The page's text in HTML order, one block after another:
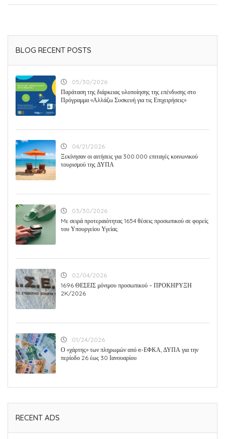
BLOG RECENT POSTS
05/30/2026
Παράταση της διάρκειας υλοποίησης της επένδυσης στο
Πρόγραμμα «Αλλάζω Συσκευή για τις Επιχειρήσεις»
04/21/2026
Ξεκίνησαν οι αιτήσεις για 300.000 επιταγές κοινωνικού
τουρισμού της ΔΥΠΑ
03/30/2026
Mε σειρά προτεραιότητας 1654 θέσεις προσωπικού σε φορείς
του Υπουργείου Υγείας
02/04/2026
1696 ΘΕΣΕΙΣ μόνιμου προσωπικού – ΠΡΟΚΗΡΥΞΗ
2K/2026
01/24/2026
Ο «χάρτης» των πληρωμών από e-ΕΦΚΑ, ΔΥΠΑ για την
περίοδο 26 έως 30 Ιανουαρίου
RECENT ADS